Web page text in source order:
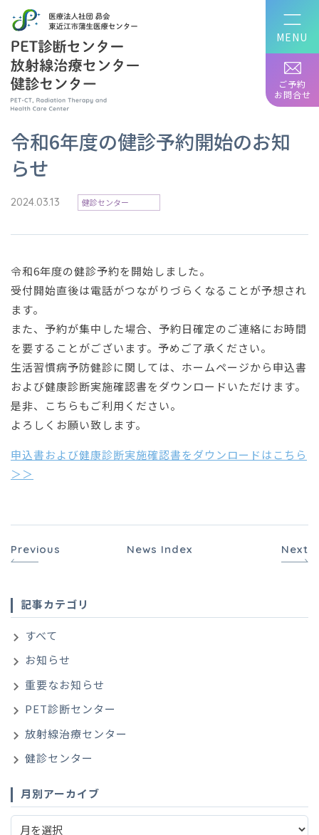
ご予約
お問合せ
令和6年度の健診予約開始のお知
らせ
2024.03.13 健診センター
令和6年度の健診予約を開始しました。
受付開始直後は電話がつながりづらくなることが予想され
ます。
また、予約が集中した場合、予約日確定のご連絡にお時間
を要することがございます。予めご了承ください。
生活習慣病予防健診に関しては、ホームページから申込書
および健康診断実施確認書をダウンロードいただけます。
是非、こちらもご利用ください。
よろしくお願い致します。
申込書および健康診断実施確認書をダウンロードはこちら
＞＞
Previous News Index Next
記事カテゴリ
すべて
お知らせ
重要なお知らせ
PET診断センター
放射線治療センター
健診センター
月別アーカイブ